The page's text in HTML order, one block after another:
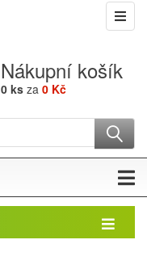
Nákupní košík
0 ks za 0 Kč